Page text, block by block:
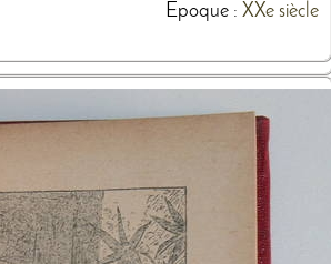
Epoque : XXe siècle